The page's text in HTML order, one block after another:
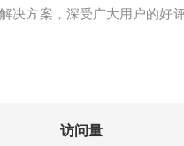
决方案，深受广大用户的好
访问量